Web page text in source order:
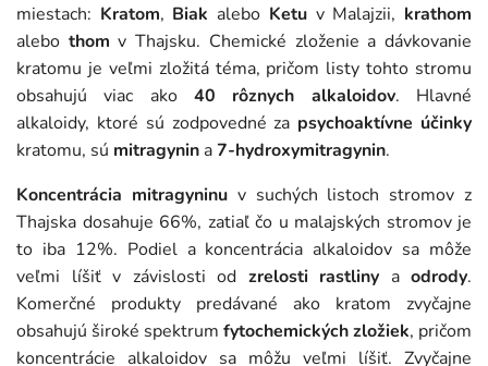
miestach: Kratom, Biak alebo Ketuv Malajzii, krathom
alebo thom v Thajsku. Chemické zloženie a dávkovanie
kratomu je veľmi zložitá téma, pričom listy tohto stromu
obsahujú viac ako 40 rôznych alkaloidov. Hlavné
alkaloidy, ktoré sú zodpovedné za psychoaktívne účinky
kratomu, sú mitragynin a7-hydroxymitragynin.
Koncentrácia mitragyninuv suchých listoch stromov z
Thajska dosahuje 66%, zatiaľ čo u malajských stromov je
to iba 12%. Podiel a koncentrácia alkaloidov sa môže
veľmi líšiť v závislosti od zrelosti rastliny a odrody.
Komerčné produkty predávané ako kratom zvyčajne
obsahujú široké spektrum fytochemických zložiek, pričom
koncentrácie alkaloidov sa môžu veľmi líšiť. Zvyčajne